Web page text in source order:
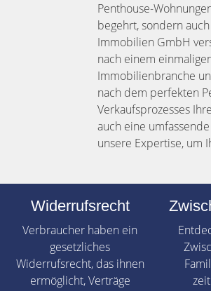
Penthouse-
begehrt, sondern
Immobilien GmbH
nach einem
Immobilienbranche
nach dem perfekten
Verkaufsprozesses
auch eine
unsere Expertise, um
Widerrufsrecht
Verbraucher haben ein
gesetzliches
Widerrufsrecht, das ihnen
ermöglicht, Verträge